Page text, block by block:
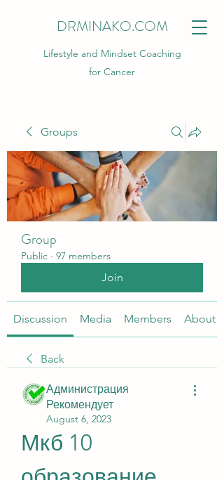
DRMINAKO.COM
Lifestyle and Mindset Coaching
for Cancer
Groups
Group
Public · 97 members
Join
Discussion Media Members About
Back
Администрация
Рекомендует
August 6, 2023
Мкб 10